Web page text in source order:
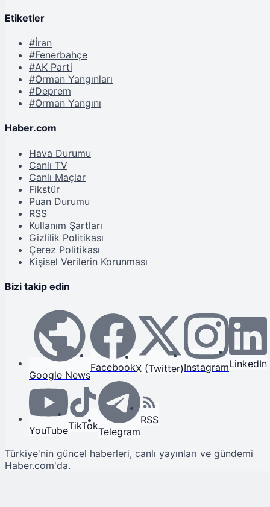
Etiketler
#İran
#Fenerbahçe
#AK Parti
#Orman Yangınları
#Deprem
#Orman Yangını
Haber.com
Hava Durumu
Canlı TV
Canlı Maçlar
Fikstür
Puan Durumu
RSS
Kullanım Şartları
Gizlilik Politikası
Çerez Politikası
Kişisel Verilerin Korunması
Bizi takip edin
Google News
FacebookX (Twitter)InstagramLinkedIn
YouTubeTikTokTelegram
RSS
Türkiye'nin güncel haberleri, canlı yayınları ve gündemi
Haber.com'da.